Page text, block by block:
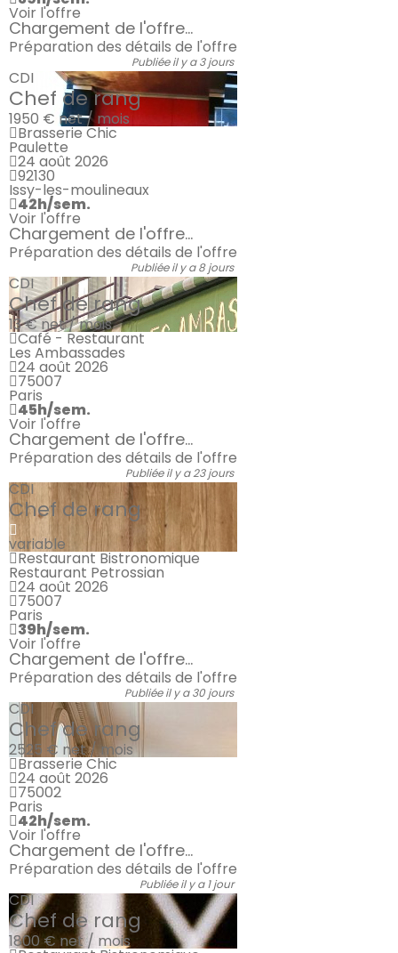
Voir l'offre
Chargement de l'offre...
Préparation des détails de l'offre
Publiée il y a 3 jours
CDI
Chef de rang
1950 € net / mois
Brasserie Chic
Paulette
24 août 2026
92130
Issy-les-moulineaux
42h/sem.
Voir l'offre
Chargement de l'offre...
Préparation des détails de l'offre
Publiée il y a 8 jours
CDI
Chef de rang
13 €net / mois
Café - Restaurant
Les Ambassades
24 août 2026
75007
Paris
45h/sem.
Voir l'offre
Chargement de l'offre...
Préparation des détails de l'offre
Publiée il y a 23 jours
CDI
Chef de rang
variable
Restaurant Bistronomique
Restaurant Petrossian
24 août 2026
75007
Paris
39h/sem.
Voir l'offre
Chargement de l'offre...
Préparation des détails de l'offre
Publiée il y a 30 jours
CDI
Chef de rang
2525 € net / mois
Brasserie Chic
24 août 2026
75002
Paris
42h/sem.
Voir l'offre
Chargement de l'offre...
Préparation des détails de l'offre
Publiée il y a 1 jour
CDI
Chef de rang
1800 €net / mois